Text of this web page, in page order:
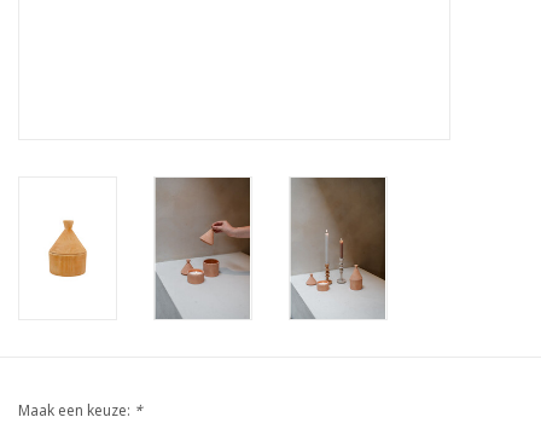
Maak een keuze: *